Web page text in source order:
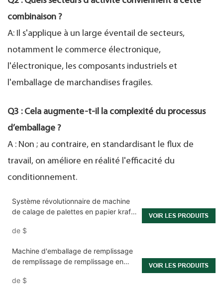
combinaison ?
A: Il s'applique à un large éventail de secteurs,
notamment le commerce électronique,
l'électronique, les composants industriels et
l'emballage de marchandises fragiles.
Q3 : Cela augmente-t-il la complexité du processus
d’emballage ?
A : Non ; au contraire, en standardisant le flux de
travail, on améliore en réalité l'efficacité du
conditionnement.
Système révolutionnaire de machine
de calage de palettes en papier kraft
environnements logistiques
de $
VOIR LES PRODUITS
Machine d'emballage de remplissage
de remplissage de remplissage en
de $
VOIR LES PRODUITS